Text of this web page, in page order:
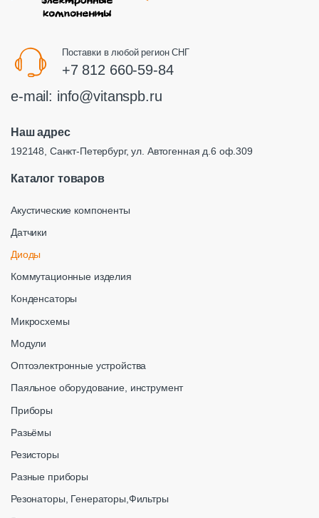
Поставки в любой регион СНГ
+7 812 660-59-84
e-mail: info@vitanspb.ru
Наш адрес
192148, Санкт-Петербург, ул. Автогенная д.6 оф.309
Каталог товаров
Акустические компоненты
Датчики
Диоды
Коммутационные изделия
Конденсаторы
Микросхемы
Модули
Оптоэлектронные устройства
Паяльное оборудование, инструмент
Приборы
Разьёмы
Резисторы
Разные приборы
Резонаторы, Генераторы,Фильтры